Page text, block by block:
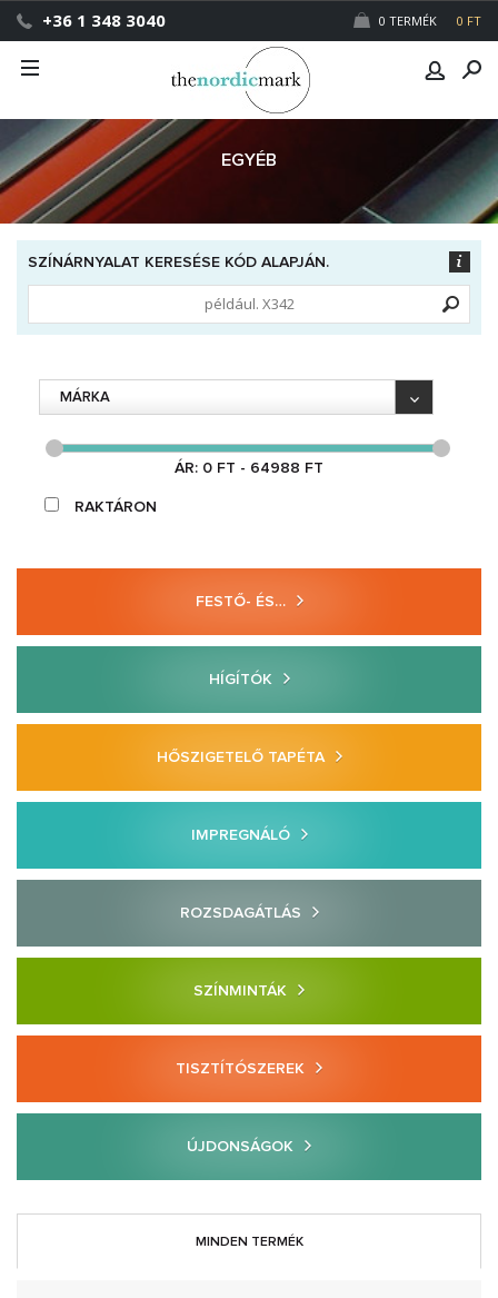
+36 1 348 3040 0 TERMÉK 0 FT
EGYÉB
SZÍNÁRNYALAT KERESÉSE KÓD ALAPJÁN.
RAKTÁRON
MÁRKA
ÁR: 0 FT - 64988 FT
FESTŐ- ÉS…
HÍGÍTÓK
HŐSZIGETELŐ TAPÉTA
IMPREGNÁLÓ
ROZSDAGÁTLÁS
SZÍNMINTÁK
TISZTÍTÓSZEREK
ÚJDONSÁGOK
MINDEN TERMÉK